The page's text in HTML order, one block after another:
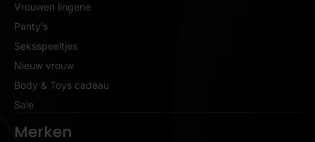
Vrouwen lingerie
Panty’s
Seksspeeltjes
Nieuw vrouw
Body & Toys cadeau
Sale
Merken